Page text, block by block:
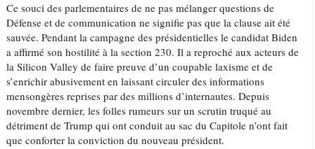
Ce souci des parlementaires de ne pas mélanger questions de
Défense et de communication ne signifie pas que la clause ait été
sauvée. Pendant la campagne des présidentielles le candidat Biden
a affirmé son hostilité à la section 230. Il a reproché aux acteurs de
la Silicon Valley de faire preuve d’un coupable laxisme et de
s’enrichir abusivement en laissant circuler des informations
mensongères reprises par des millions d’internautes. Depuis
novembre dernier, les folles rumeurs sur un scrutin truqué au
détriment de Trump qui ont conduit au sac du Capitole n’ont fait
que conforter la conviction du nouveau président.